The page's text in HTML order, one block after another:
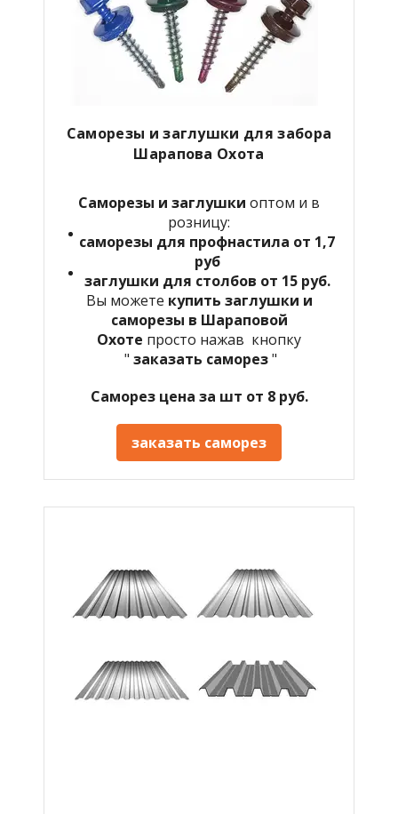
Саморезы и заглушки для забора
Шарапова Охота
Саморезы и заглушки оптом и в
розницу:
саморезы для профнастила от 1,7
руб
заглушки для столбов от 15 руб.
Вы можете купить заглушки и
саморезы в Шараповой
Охоте просто нажав кнопку
" заказать саморез"
Саморез цена за шт от 8 руб.
заказать саморез